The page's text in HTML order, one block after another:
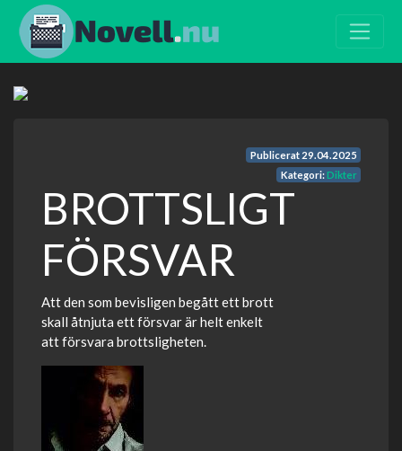
Publicerat 29.04.2025
Kategori:Dikter
BROTTSLIGT
FÖRSVAR
Att den som bevisligen begått ett brott
skall åtnjuta ett försvar är helt enkelt
att försvara brottsligheten.